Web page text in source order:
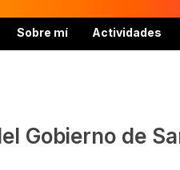
Sobre mí Actividades
Gobierno de